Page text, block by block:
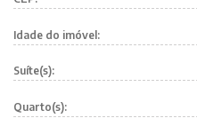
Idade do imóvel:
Suíte(s):
Quarto(s):